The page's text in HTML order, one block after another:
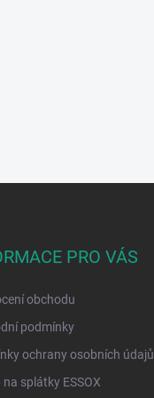
PRO VÁS
obchodu
podmínky
ochrany osobních údajů
na splátky ESSOX